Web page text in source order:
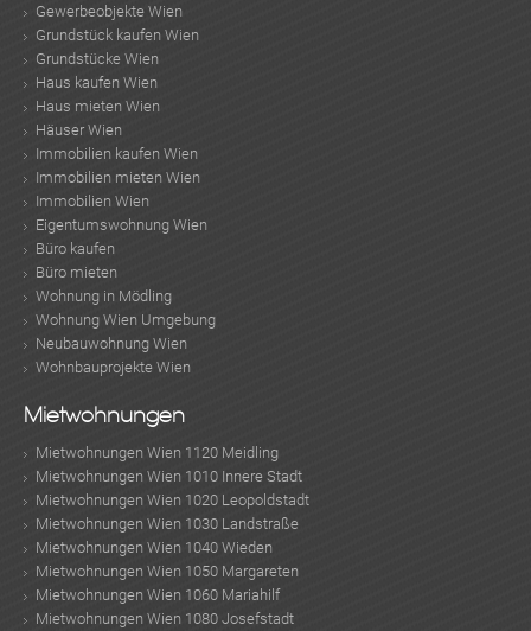
Gewerbeobjekte Wien
Grundstück kaufen Wien
Grundstücke Wien
Haus kaufen Wien
Haus mieten Wien
Häuser Wien
Immobilien kaufen Wien
Immobilien mieten Wien
Immobilien Wien
Eigentumswohnung Wien
Büro kaufen
Büro mieten
Wohnung in Mödling
Wohnung Wien Umgebung
Neubauwohnung Wien
Wohnbauprojekte Wien
Mietwohnungen
Mietwohnungen Wien 1120 Meidling
Mietwohnungen Wien 1010 Innere Stadt
Mietwohnungen Wien 1020 Leopoldstadt
Mietwohnungen Wien 1030 Landstraße
Mietwohnungen Wien 1040 Wieden
Mietwohnungen Wien 1050 Margareten
Mietwohnungen Wien 1060 Mariahilf
Mietwohnungen Wien 1080 Josefstadt